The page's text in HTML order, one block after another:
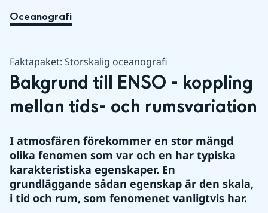
Oceanografi
Faktapaket: Storskalig oceanografi
Bakgrund till ENSO - koppling
mellan tids- och rumsvariation
I atmosfären förekommer en stor mängd
olika fenomen som var och en har typiska
karakteristiska egenskaper. En
grundläggande sådan egenskap är den skala,
i tid och rum, som fenomenet vanligtvis har.